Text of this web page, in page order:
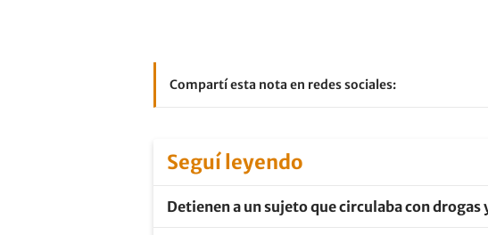
Compartí esta nota en redes sociales:
Seguí leyendo
Detienen a un sujeto que circulaba con drogas